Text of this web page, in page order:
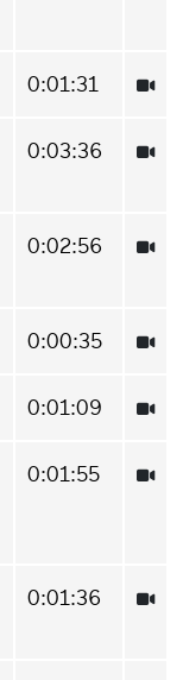
0:01:31
0:03:36
0:02:56
0:00:35
0:01:09
0:01:55
0:01:36